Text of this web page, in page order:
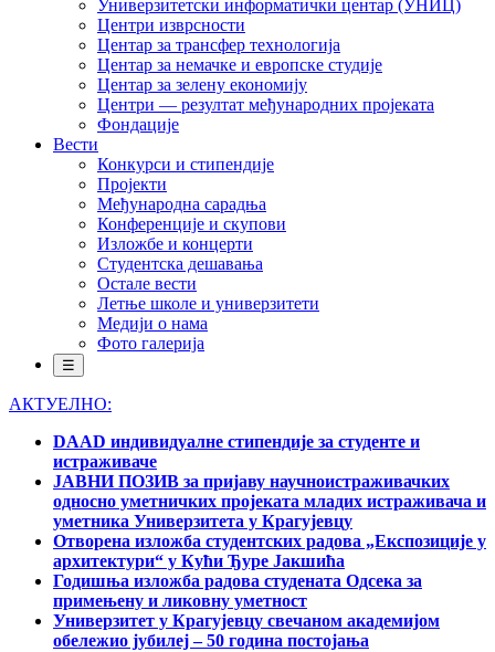
Универзитетски информатички центар (УНИЦ)
Центри изврсности
Центар за трансфер технологија
Центар за немачке и европске студије
Центар за зелену економију
Центри — резултат међународних пројеката
Фондације
Вести
Конкурси и стипендије
Пројекти
Међународна сарадња
Конференције и скупови
Изложбе и концерти
Студентска дешавања
Остале вести
Летње школе и универзитети
Медији о нама
Фото галерија
☰
АКТУЕЛНО:
DAAD индивидуалне стипендије за студенте и
истраживаче
ЈАВНИ ПОЗИВ за пријаву научноистраживачких
односно уметничких пројеката младих истраживача и
уметника Универзитета у Крагујевцу
Отворена изложба студентских радова „Експозиције у
архитектури“ у Кући Ђуре Јакшића
Годишња изложба радова студената Одсека за
примењену и ликовну уметност
Универзитет у Крагујевцу свечаном академијом
обележио јубилеј – 50 година постојања